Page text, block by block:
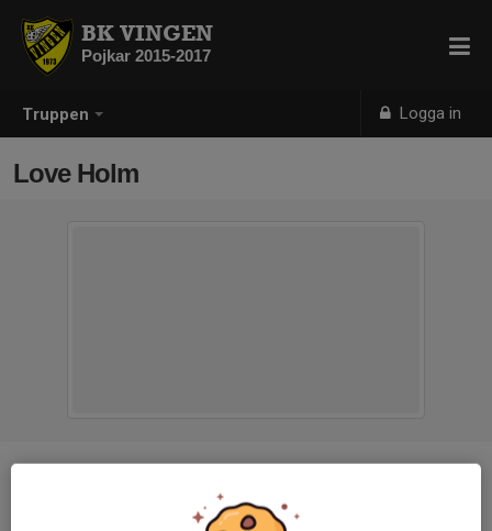
Truppen Logga in
BK VINGEN
Pojkar 2015-2017
Love Holm
9 år